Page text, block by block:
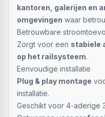
kantoren, galerijen en
omgevingen waar
Betrouwbare
Zorgt voor een stabiele
op het railsysteem.
Eenvoudige installatie
Plug & play montage
installatie.
Geschikt voor 4-aderige